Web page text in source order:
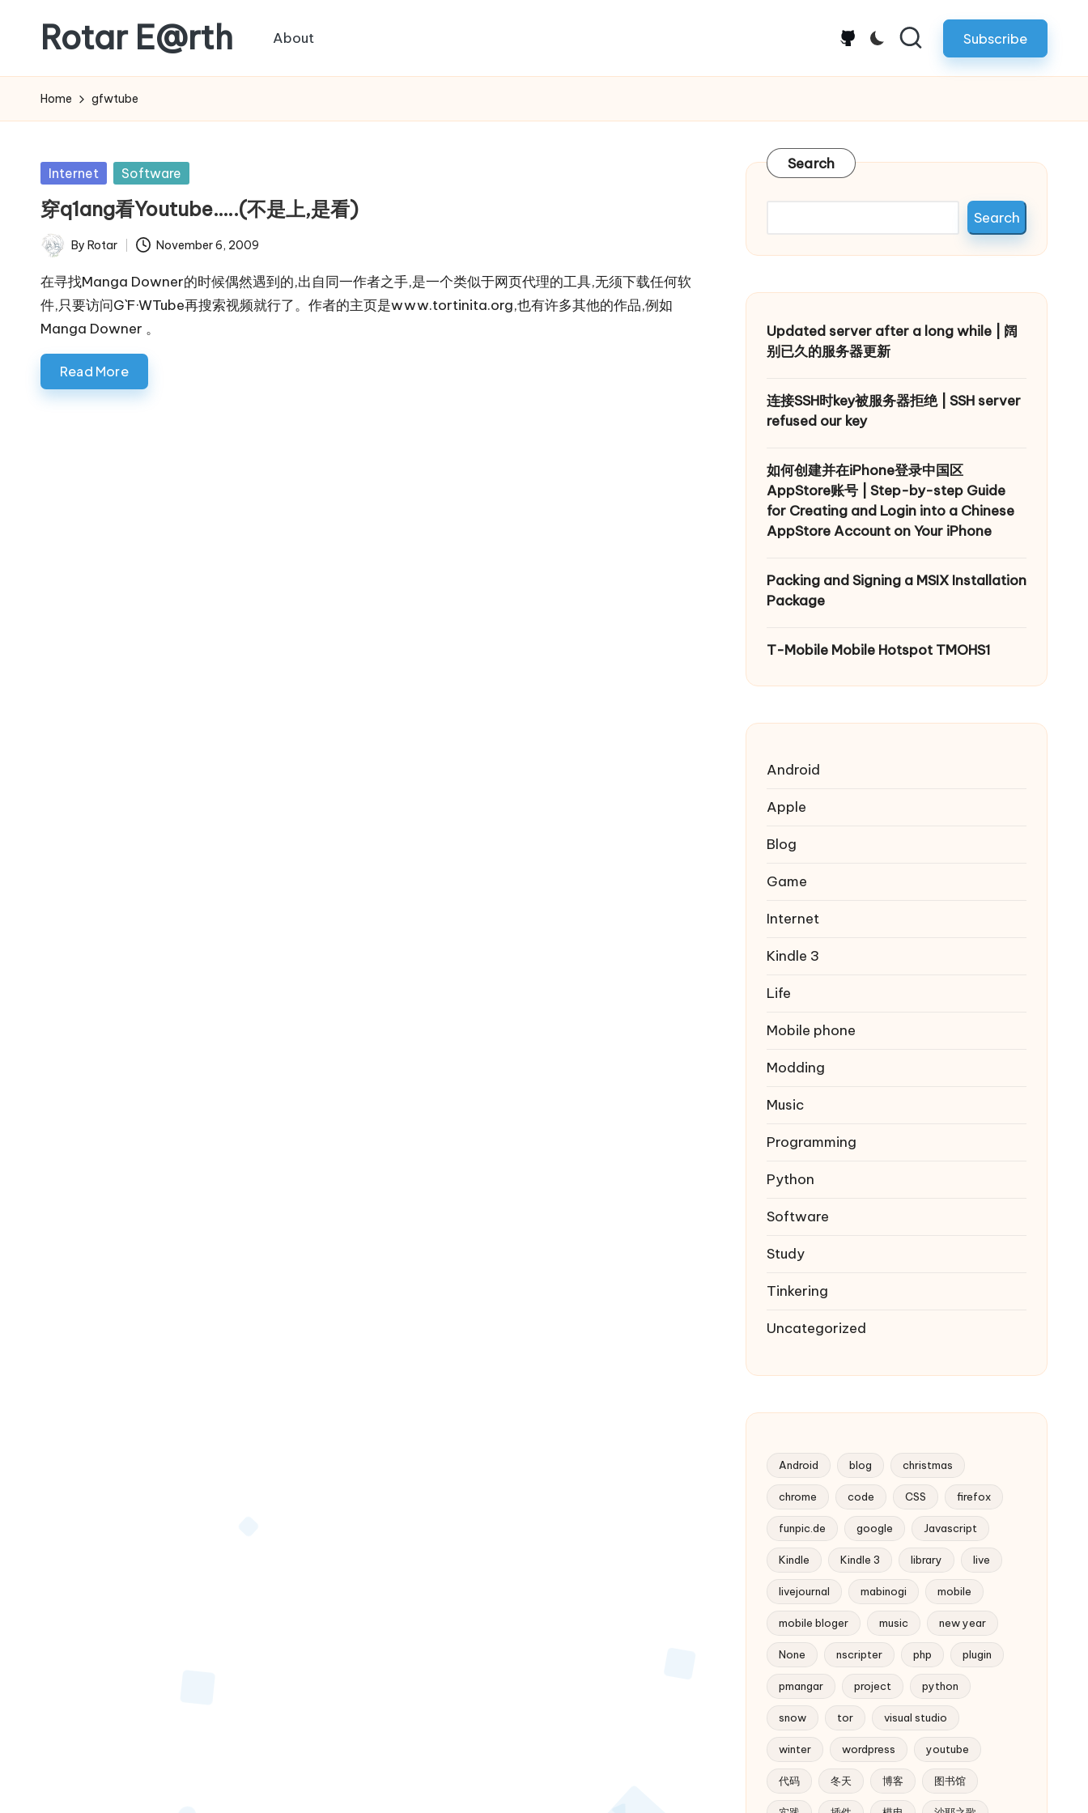
content
Rotar E@rth
weblog
About github.com Subscribe
Home gfwtube
Posted
in
Internet Software
穿q1ang看Youtube…..(不是上,是看)
Posted
by
By Rotar November 6, 2009
在寻找Manga Downer的时候偶然遇到的,出自同一作者之手,是一个类似于网页代理的工具,无须下载任何软
件,只要访问G`F·WTube再搜索视频就行了。作者的主页是www.tortinita.org,也有许多其他的作品,例如
Manga Downer 。
Read More
Search
Search
Updated server after a long while | 阔
别已久的服务器更新
连接SSH时key被服务器拒绝 | SSH server
refused our key
如何创建并在iPhone登录中国区
AppStore账号 | Step-by-step Guide
for Creating and Login into a Chinese
AppStore Account on Your iPhone
Packing and Signing a MSIX Installation
Package
T-Mobile Mobile Hotspot TMOHS1
Android
Apple
Blog
Game
Internet
Kindle 3
Life
Mobile phone
Modding
Music
Programming
Python
Software
Study
Tinkering
Uncategorized
Android blog christmas
chrome code CSS firefox
funpic.de google Javascript
Kindle Kindle 3 library live
livejournal mabinogi mobile
mobile bloger music new year
None nscripter php plugin
pmangar project python
snow tor visual studio
winter wordpress youtube
代码 冬天 博客 图书馆